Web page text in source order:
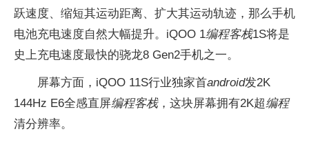
跃速度、缩短其运动距离、扩大其运动轨迹，那么手机
电池充电速度自然大幅提升。iQOO 1编程客栈1S将是
史上充电速度最快的骁龙8 Gen2手机之一。
屏幕方面，iQOO 11S行业独家首android发2K
144Hz E6全感直屏编程客栈，这块屏幕拥有2K超编程
清分辨率。